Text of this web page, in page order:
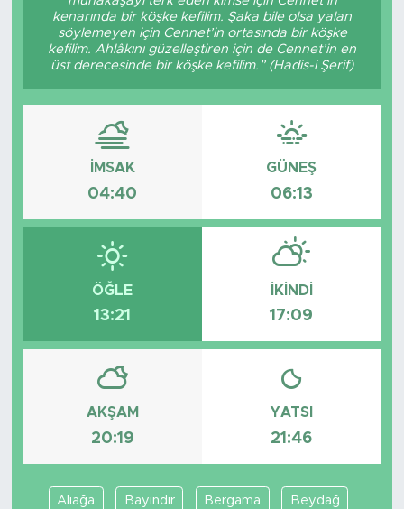
kenarında bir köşke kefilim. Şaka bile olsa yalan
söylemeyen için Cennet’in ortasında bir köşke
kefilim. Ahlâkını güzelleştiren için de Cennet’in en
üst derecesinde bir köşke kefilim.” (Hadis-i Şerif)
İMSAK
04:40
GÜNEŞ
06:13
ÖĞLE
13:21
İKINDI
17:09
AKŞAM
20:19
YATSI
21:46
Aliağa Bayındır Bergama Beydağ
Tarihçe
Söyleşi
Foto Şaka
Teknoloji
Politika